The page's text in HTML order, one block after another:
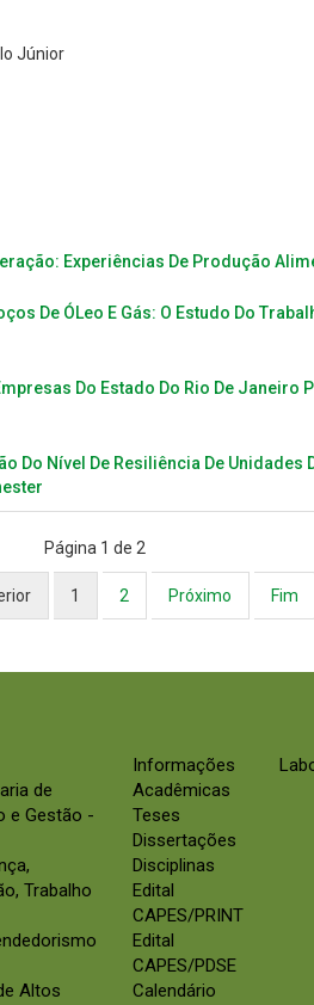
Júnior
Experiências De Produção
De ÓLeo E Gás: O Estudo Do
Do Estado Do Rio De Janeiro
Do Nível De Resiliência De Unidades
Página 1 de 2
1 2 Próximo Fim
de
e Gestão -
Trabalho
Altos
Informações
Acadêmicas
Teses
Dissertações
Disciplinas
Edital
CAPES/PRINT
Edital
CAPES/PDSE
Calendário